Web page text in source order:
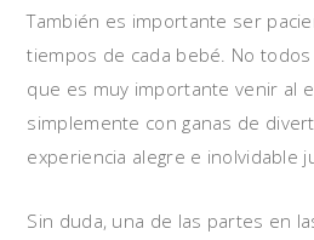
También es importante ser
tiempos de cada bebé. No
que es muy importante venir al
simplemente con ganas de
experiencia alegre e inolvidable
Sin duda, una de las partes en